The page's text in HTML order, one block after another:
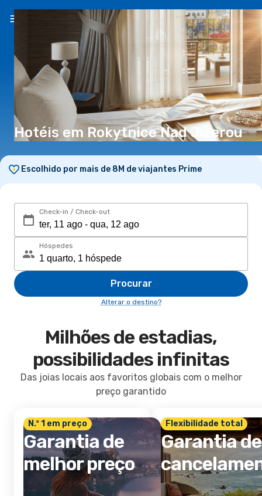
PT(€)
Hotéis em Rokytnice Nad Jizerou
Escolhido por mais de 8M de viajantes Prime
Check-in / Check-out
Hóspedes
Procurar
Alterar o destino?
Milhões de estadias,
possibilidades infinitas
Das joias locais aos favoritos globais com o melhor
preço garantido
N.º 1 em preço
Garantia de
melhor preço
Flexibilidade total
Garantia de